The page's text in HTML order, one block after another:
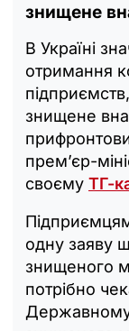
знищене
В Україні
отримання
знищене
премʼєр-
своєму ТГ-
одну заяву
знищеного
потрібно
Державному